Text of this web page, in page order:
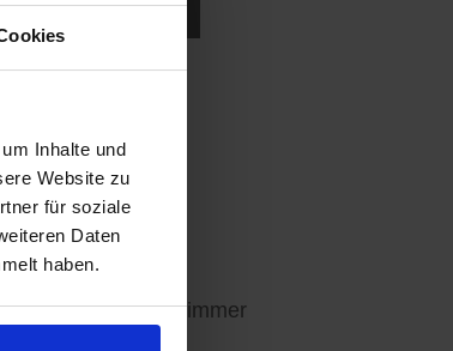
Inhalte und
Website zu
für soziale
Daten
haben.
Nähe suchen.
abgestimmt.
sind für Sie immer